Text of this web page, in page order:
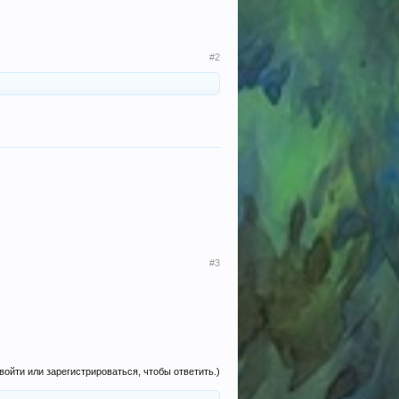
#2
#3
или зарегистрироваться, чтобы ответить.)